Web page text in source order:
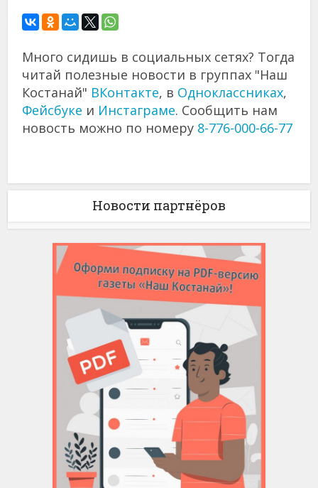
Много сидишь в социальных сетях? Тогда
читай полезные новости в группах "Наш
Костанай" ВКонтакте, в Одноклассниках,
Фейсбуке и Инстаграме. Сообщить нам
новость можно по номеру 8-776-000-66-77
Новости партнёров